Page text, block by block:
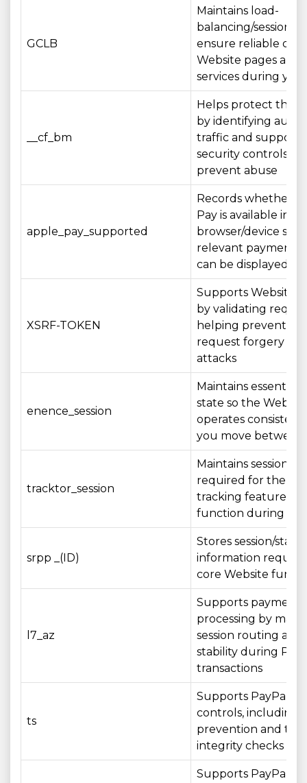
GCLB
Maintains load-
balancing/session
ensure reliable
Website pages and
services during
__cf_bm
Helps protect the
by identifying
traffic and
security controls
prevent abuse
apple_pay_supported
Records whether
Pay is available in
browser/device so
relevant payment
can be displayed
XSRF-TOKEN
Supports Website
by validating
helping prevent
request forgery
attacks
enence_session
Maintains essential
state so the Website
operates
you move between
tracktor_session
Maintains session
required for the
tracking feature to
function during
srpp _(ID)
Stores session/state
information
core Website
l7_az
Supports payment
processing by
session routing and
stability during
transactions
ts
Supports PayPal
controls, including
prevention and
integrity checks
Supports PayPal